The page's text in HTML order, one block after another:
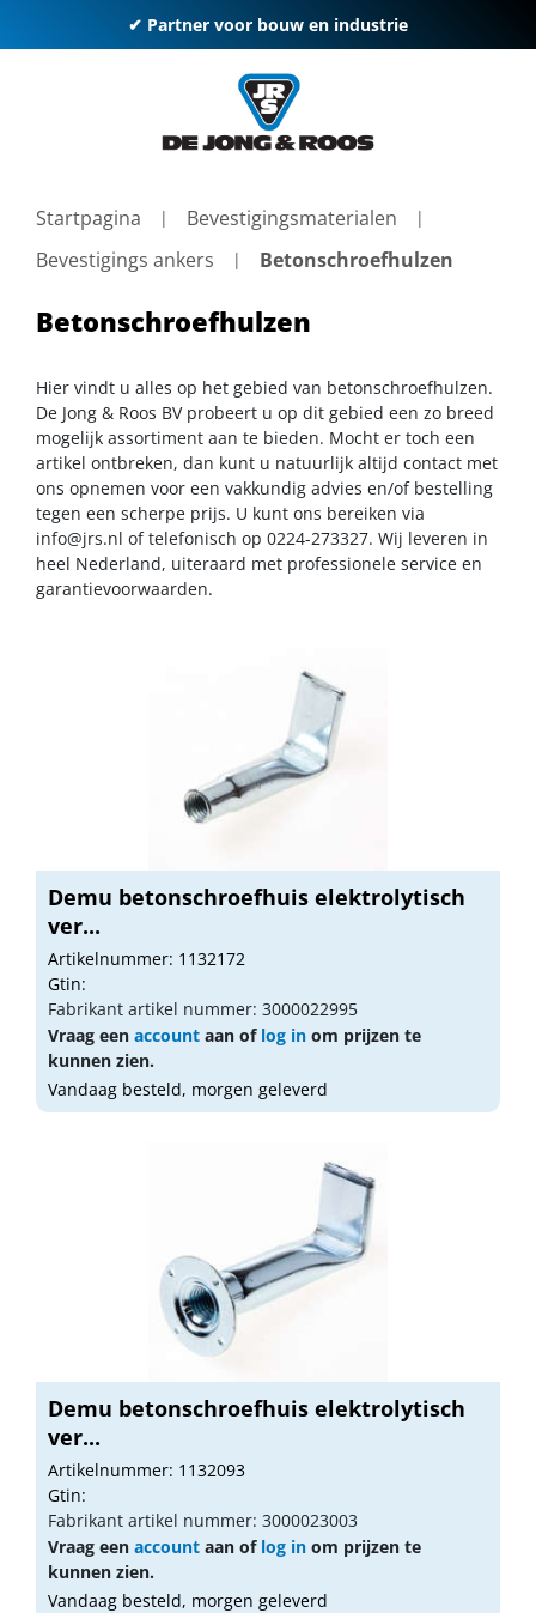
✔ Partner voor bouw en industrie
Startpagina
Bevestigingsmaterialen
Bevestigings ankers
Betonschroefhulzen
Betonschroefhulzen
Hier vindt u alles op het gebied van betonschroefhulzen.
De Jong & Roos BV probeert u op dit gebied een zo breed
mogelijk assortiment aan te bieden. Mocht er toch een
artikel ontbreken, dan kunt u natuurlijk altijd contact met
ons opnemen voor een vakkundig advies en/of bestelling
tegen een scherpe prijs. U kunt ons bereiken via
info@jrs.nl of telefonisch op 0224-273327. Wij leveren in
heel Nederland, uiteraard met professionele service en
garantievoorwaarden.
Demu betonschroefhuis elektrolytisch
ver...
Artikelnummer: 1132172
Gtin:
Fabrikant artikel nummer: 3000022995
Vraag een account aan of log in om prijzen te
kunnen zien.
Vandaag besteld, morgen geleverd
Demu betonschroefhuis elektrolytisch
ver...
Artikelnummer: 1132093
Gtin:
Fabrikant artikel nummer: 3000023003
Vraag een account aan of log in om prijzen te
kunnen zien.
Vandaag besteld, morgen geleverd